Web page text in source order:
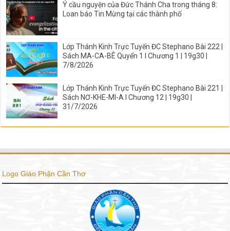
Ý cầu nguyện của Đức Thánh Cha trong tháng 8:
Loan báo Tin Mừng tại các thành phố
Lớp Thánh Kinh Trực Tuyến ĐC Stephano Bài 222 |
Sách MA-CA-BÊ Quyển 1 I Chương 1 | 19g30 |
7/8/2026
Lớp Thánh Kinh Trực Tuyến ĐC Stephano Bài 221 |
Sách NƠ-KHE-MI-A I Chương 12 | 19g30 |
31/7/2026
Logo Giáo Phận Cần Thơ